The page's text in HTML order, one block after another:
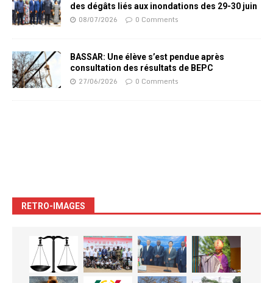
des dégâts liés aux inondations des 29-30 juin
08/07/2026 0 Comments
BASSAR: Une élève s’est pendue après
consultation des résultats de BEPC
27/06/2026 0 Comments
RETRO-IMAGES